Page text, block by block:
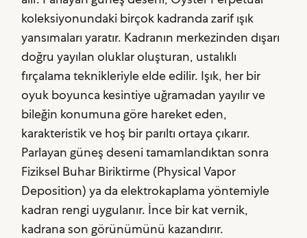
koleksiyonundaki birçok kadranda zarif ışık
yansımaları yaratır. Kadranın merkezinden dışarı
doğru yayılan oluklar oluşturan, ustalıklı
fırçalama teknikleriyle elde edilir. Işık, her bir
oyuk boyunca kesintiye uğramadan yayılır ve
bileğin konumuna göre hareket eden,
karakteristik ve hoş bir parıltı ortaya çıkarır.
Parlayan güneş deseni tamamlandıktan sonra
Fiziksel Buhar Biriktirme (Physical Vapor
Deposition) ya da elektrokaplama yöntemiyle
kadran rengi uygulanır. İnce bir kat vernik,
kadrana son görünümünü kazandırır.